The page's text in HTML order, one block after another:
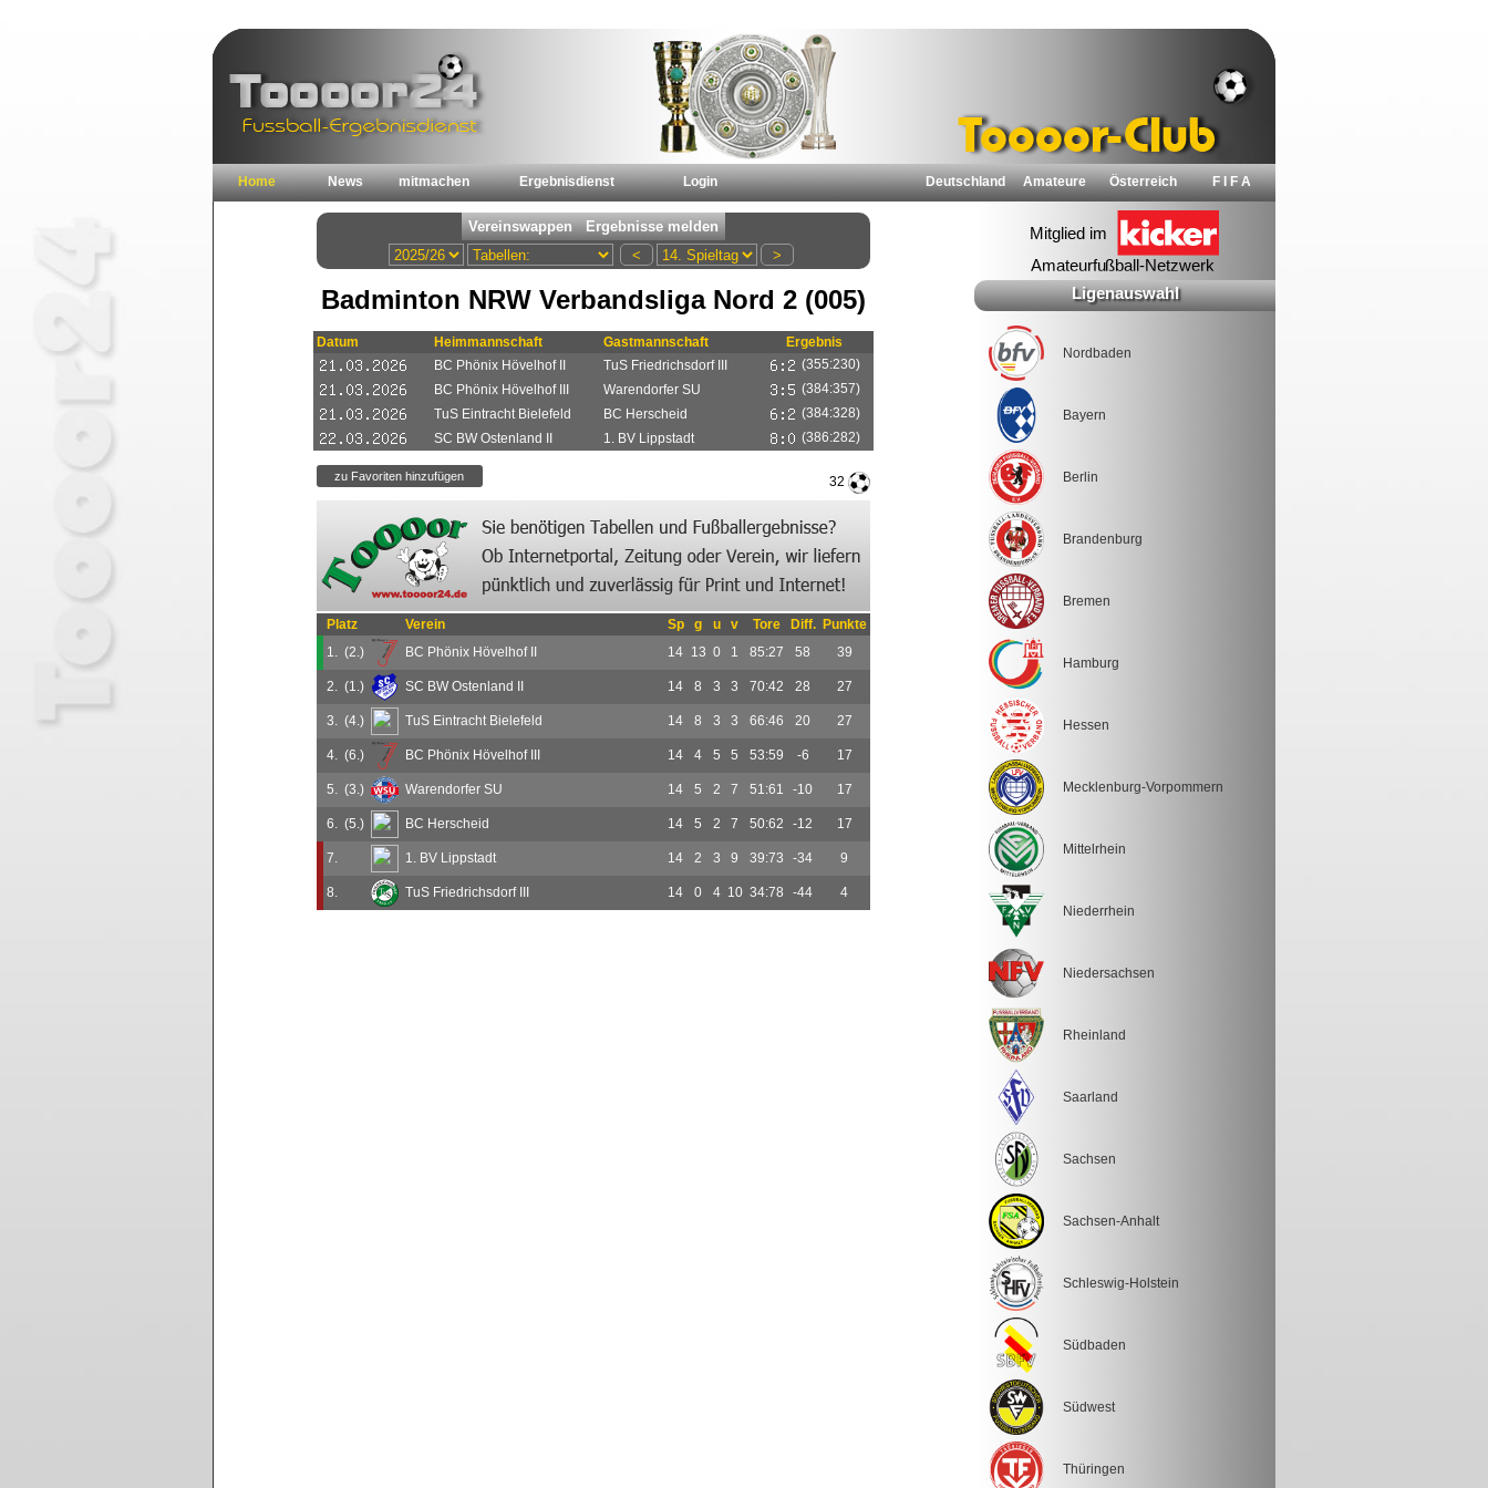
Home News mitmachen Ergebnisdienst Login Deutschland Amateure Österreich F I F A
Badminton NRW Verbandsliga Nord 2 (005)
Datum Heimmannschaft Gastmannschaft
Ergebnis
BC Phönix Hövelhof II
TuS Friedrichsdorf III
(355:230)
BC Phönix Hövelhof III
Warendorfer SU
(384:357)
TuS Eintracht Bielefeld
BC Herscheid
(384:328)
SC BW Ostenland II
1. BV Lippstadt (386:282)
32
Platz Verein Sp g u v Tore Diff.
Punkte
1. (2.) BC Phönix Hövelhof II 14 13 0 1 85:27 58 39
2. (1.) SC BW Ostenland II 14 8 3 3 70:42 28 27
3. (4.) TuS Eintracht Bielefeld 14 8 3 3 66:46 20 27
4. (6.) BC Phönix Hövelhof III 14 4 5 5 53:59 -6 17
5. (3.) Warendorfer SU 14 5 2 7 51:61 -10 17
6. (5.) BC Herscheid 14 5 2 7 50:62 -12 17
7. 1. BV Lippstadt 14 2 3 9 39:73 -34 9
8. TuS Friedrichsdorf III 14 0 4 10 34:78 -44 4
Ligenauswahl
Nordbaden
Bayern
Berlin
Brandenburg
Bremen
Hamburg
Hessen
Mecklenburg-Vorpommern
Mittelrhein
Niederrhein
Niedersachsen
Rheinland
Saarland
Sachsen
Sachsen-Anhalt
Schleswig-Holstein
Südbaden
Südwest
Thüringen